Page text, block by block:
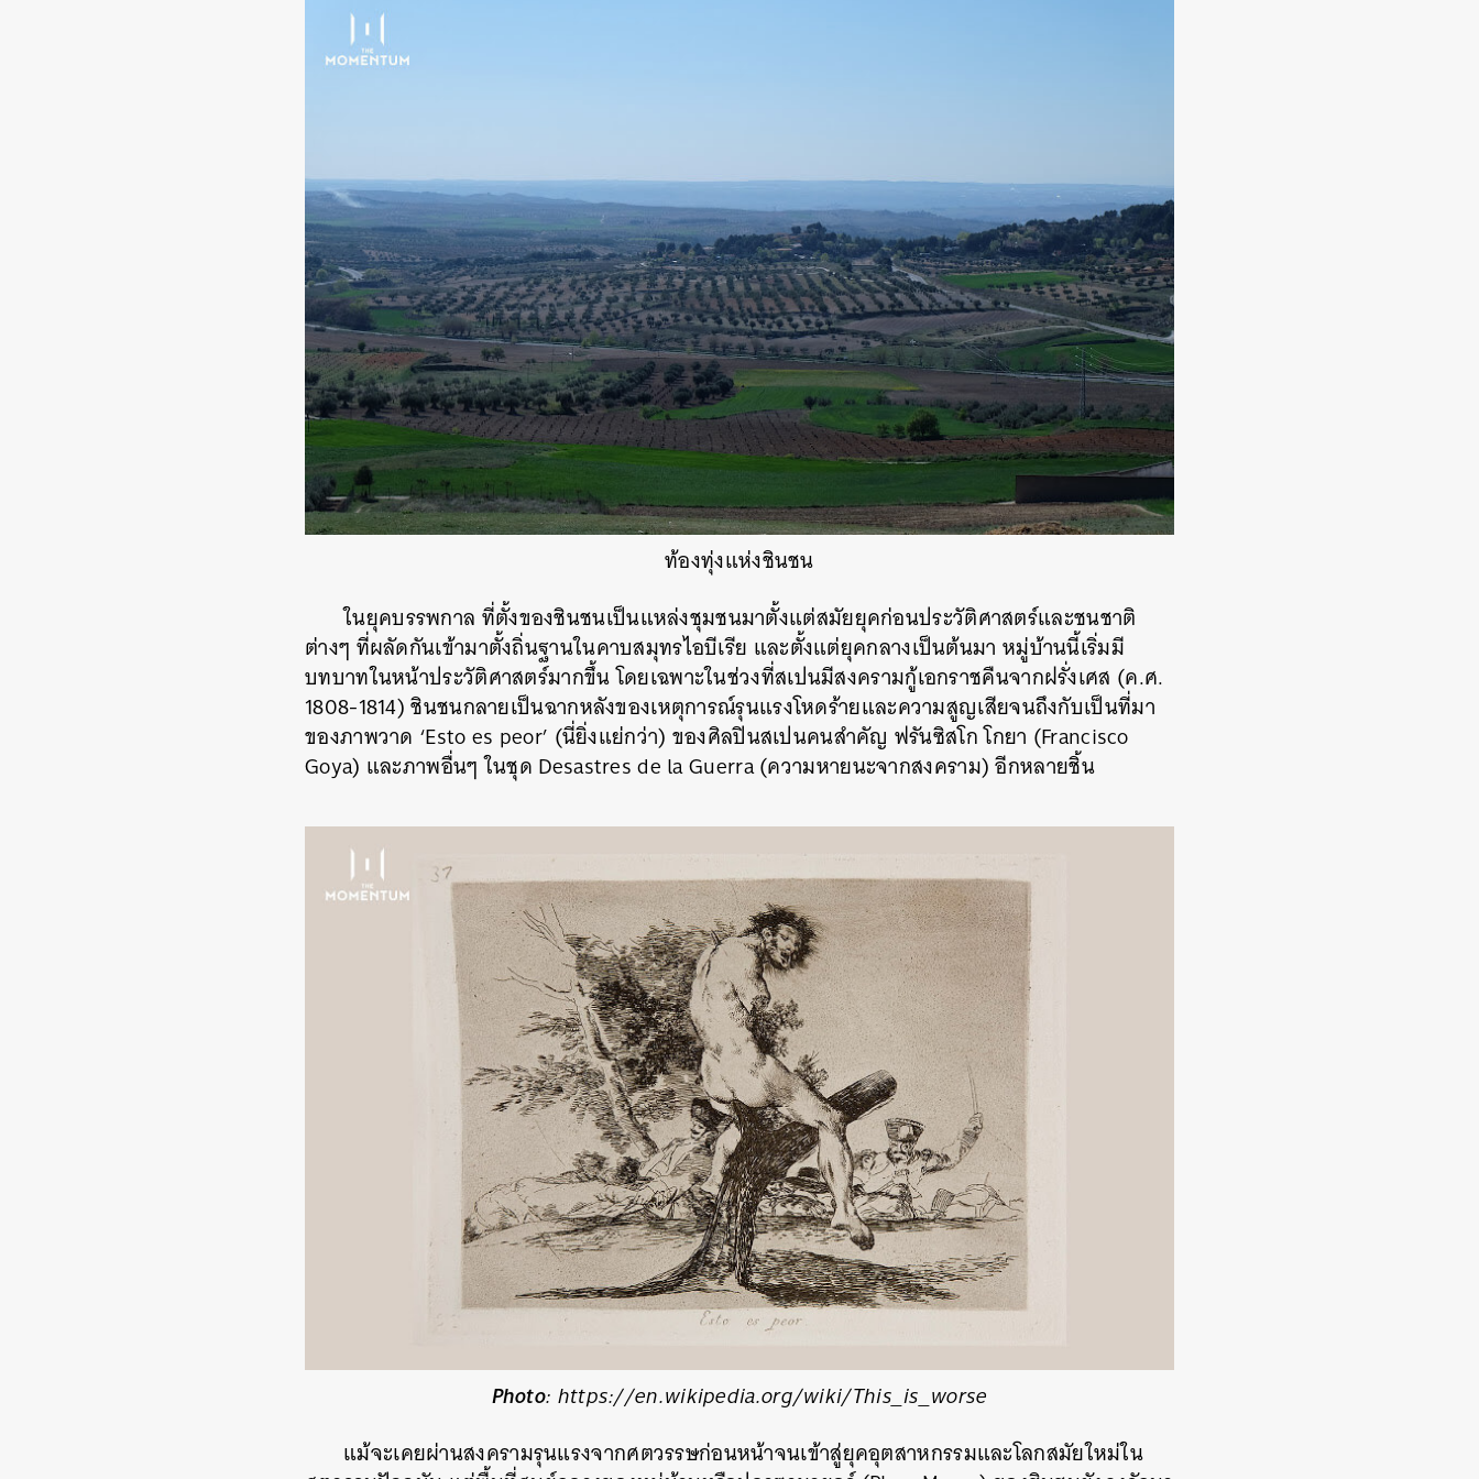
ท้องทุ่งแห่งชินชน
ในยุคบรรพกาล ที่ตั้งของชินชนเป็นแหล่งชุมชนมาตั้งแต่สมัยยุคก่อนประวัติศาสตร์และชนชาติ
ต่างๆ ที่ผลัดกันเข้ามาตั้งถิ่นฐานในคาบสมุทรไอบีเรีย และตั้งแต่ยุคกลางเป็นต้นมา หมู่บ้านนี้เริ่มมี
บทบาทในหน้าประวัติศาสตร์มากขึ้น โดยเฉพาะในช่วงที่สเปนมีสงครามกู้เอกราชคืนจากฝรั่งเศส (ค.ศ.
1808-1814) ชินชนกลายเป็นฉากหลังของเหตุการณ์รุนแรงโหดร้ายและความสูญเสียจนถึงกับเป็นที่มา
ของภาพวาด ‘Esto es peor’ (นี่ยิ่งแย่กว่า) ของศิลปินสเปนคนสำคัญ ฟรันซิสโก โกยา (Francisco
Goya) และภาพอื่นๆ ในชุด Desastres de la Guerra (ความหายนะจากสงคราม) อีกหลายชิ้น
Photo: https://en.wikipedia.org/wiki/This_is_worse
แม้จะเคยผ่านสงครามรุนแรงจากศตวรรษก่อนหน้าจนเข้าสู่ยุคอุตสาหกรรมและโลกสมัยใหม่ใน